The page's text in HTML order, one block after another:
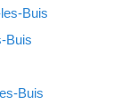
Buis
Buis
Buis